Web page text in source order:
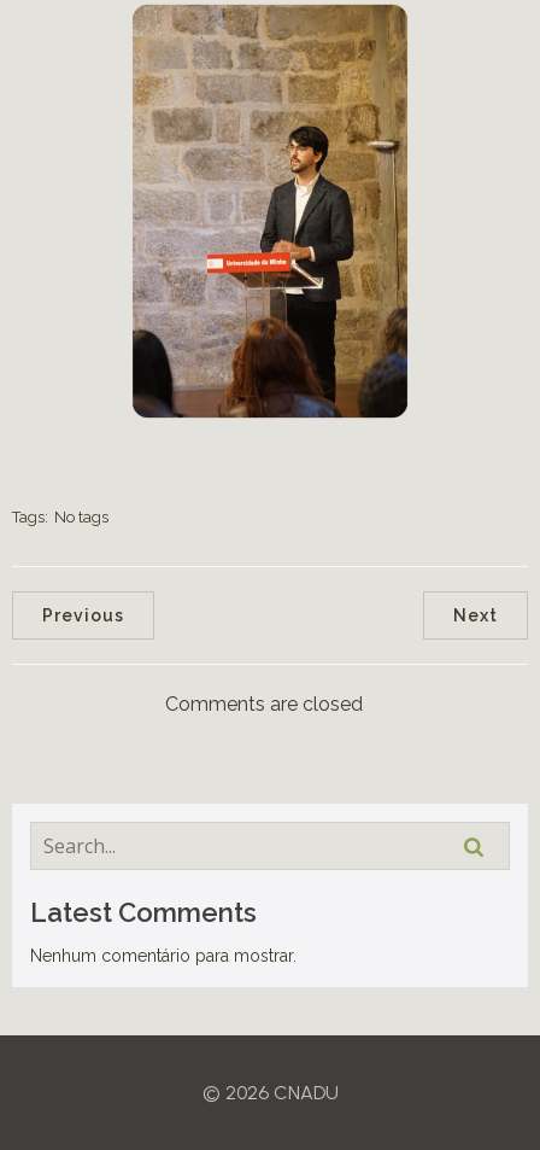
Tags: No tags
Previous Next
Comments are closed
Latest Comments
Nenhum comentário para mostrar.
© 2026 CNADU